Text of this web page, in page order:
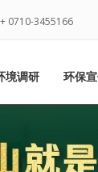
+ 0710-3455166
境调研 环保